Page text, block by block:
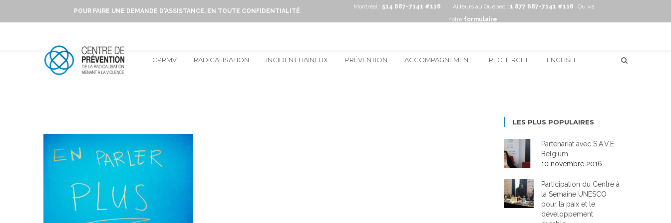
POUR FAIRE UNE DEMANDE D'ASSISTANCE, EN TOUTE CONFIDENTIALITÉ
Montréal : 514 687-7141 #116 Ailleurs au Québec : 1 877 687-7141 #116
Ou via
notre formulaire
CPRMV RADICALISATION INCIDENT HAINEUX PRÉVENTION ACCOMPAGNEMENT RECHERCHE ENGLISH
LES PLUS POPULAIRES
Partenariat avec S.A.V.E
Belgium
10 novembre 2016
Participation du Centre à
la Semaine UNESCO
pour la paix et le
développement